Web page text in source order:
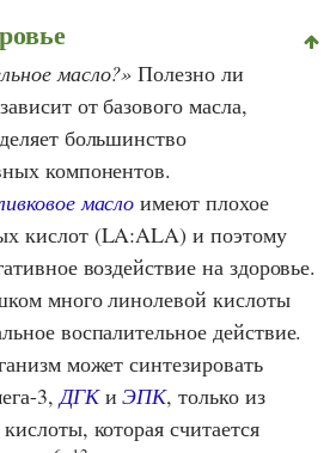
масло? Полезно ли
от базового масла,
большинство
компонентов.
масло имеют плохое
кислот (LA:ALA) и поэтому
воздействие на здоровье.
много линолевой кислоты
воспалительное действие.
может синтезировать
3, ДГКиЭПК, только из
которая считается